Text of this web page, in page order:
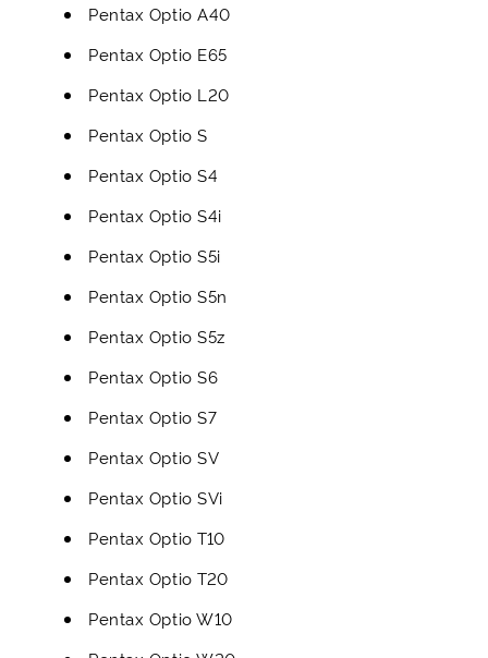
Pentax Optio A40
Pentax Optio E65
Pentax Optio L20
Pentax Optio S
Pentax Optio S4
Pentax Optio S4i
Pentax Optio S5i
Pentax Optio S5n
Pentax Optio S5z
Pentax Optio S6
Pentax Optio S7
Pentax Optio SV
Pentax Optio SVi
Pentax Optio T10
Pentax Optio T20
Pentax Optio W10